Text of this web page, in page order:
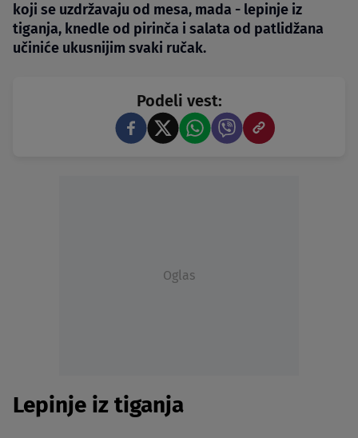
koji se uzdržavaju od mesa, mada - lepinje iz
tiganja, knedle od pirinča i salata od patlidžana
učiniće ukusnijim svaki ručak.
Podeli vest:
Oglas
Lepinje iz tiganja